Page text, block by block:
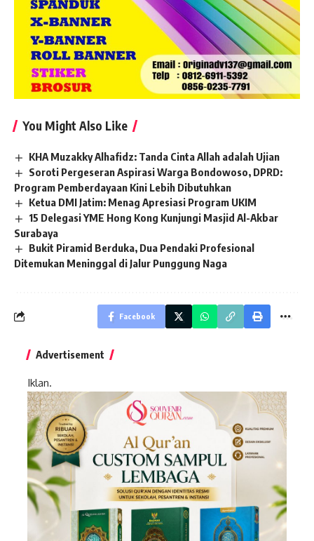
You Might Also Like
KHA Muzakky Alhafidz: Tanda Cinta Allah adalah Ujian
Soroti Pergeseran Aspirasi Warga Bondowoso, DPRD:
Program Pemberdayaan Kini Lebih Dibutuhkan
Ketua DMI Jatim: Menag Apresiasi Program UKIM
15 Delegasi YME Hong Kong Kunjungi Masjid Al-Akbar
Surabaya
Bukit Piramid Berduka, Dua Pendaki Profesional
Ditemukan Meninggal di Jalur Punggung Naga
Facebook
Advertisement
Iklan.